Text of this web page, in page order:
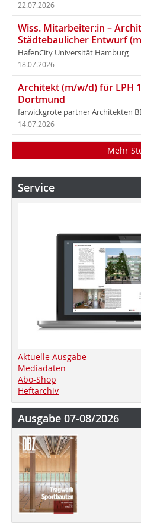
22.07.2026
Wiss. Mitarbeiter:in –
Städtebaulicher Entwurf
HafenCity Universität Hamburg
18.07.2026
Architekt (m/w/d) für LPH
Dortmund
farwickgrote partner Architekten
14.07.2026
Mehr
Service
Aktuelle Ausgabe
Mediadaten
Abo-Shop
Heftarchiv
Ausgabe 07-08/2026